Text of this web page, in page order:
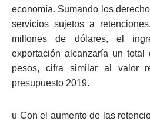
economía. Sumando los
servicios sujetos a
millones de dólares, el
exportación alcanzaría un
pesos, cifra similar al valor
presupuesto 2019.
u Con el aumento de las